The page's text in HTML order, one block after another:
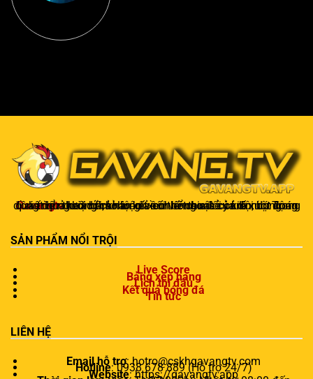
Gavangtv
không chỉ là nơi xem bóng mà còn là một cộng đồng để người hâm mộ kết nối và trao đổi cảm xúc. Trong quá trình theo dõi, khán giả có thể chia sẻ ý kiến, dự đoán kết quả hoặc thảo luận về chiến thuật của đội bóng.
SẢN PHẨM NỔI TRỘI
Live Score
Bảng xếp hạng
Lịch thi đấu
Kết quả bóng đá
Tin tức
LIÊN HỆ
Email hỗ trợ:hotro@cskhgavangtv.com
Hotline: 0938 678 889 (Hỗ trợ 24/7)
Website: https://gavangtv.app